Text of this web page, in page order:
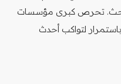
تحرص كبرى مؤسسات
لتواكب أحدث